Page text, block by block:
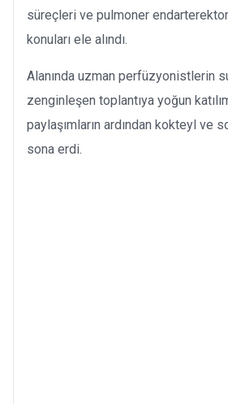
süreçleri ve pulmoner
konuları ele alındı.
Alanında uzman perfüzyonistlerin
zenginleşen toplantıya yoğun
paylaşımların ardından kokteyl ve
sona erdi.